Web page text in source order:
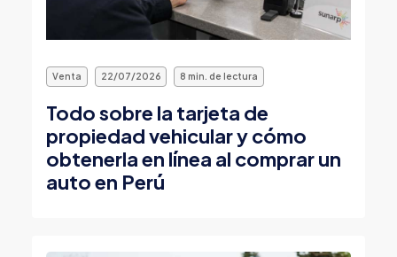
Venta 22/07/2026 8 min. de lectura
Todo sobre la tarjeta de
propiedad vehicular y cómo
obtenerla en línea al comprar un
auto en Perú